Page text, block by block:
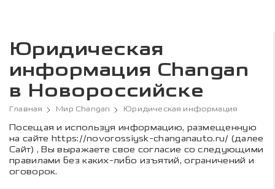
Юридическая
информация Changan
в Новороссийске
Главная Мир Changan Юридическая информация
Посещая и используя информацию, размещенную
на сайте https://novorossiysk-changanauto.ru/ (далее
Сайт) , Вы выражаете свое согласие со следующими
правилами без каких-либо изъятий, ограничений и
оговорок.